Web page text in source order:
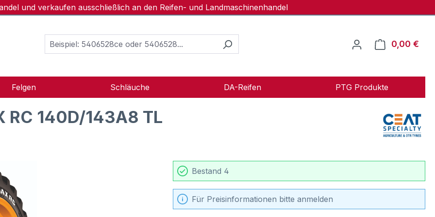
und verkaufen ausschließlich an den Reifen- und Landmaschinenhandel
0,00 €
Felgen Schläuche DA-Reifen PTG Produkte
RC 140D/143A8 TL
Bestand 4
Für Preisinformationen bitte anmelden